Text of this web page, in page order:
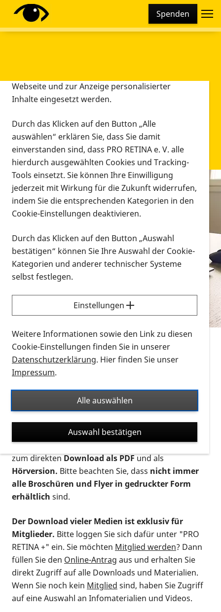
Spenden
Infomaterial
Infomaterial
Vorlesen
Alle Infomaterialien in verschiedenen
Formaten an einem Ort
Sie möchten wissen, wie Sie nach Infonmaterial
suchen und dieses bestellen bzw. herunterladen
können? Schauen Sie sich dieErklärvideos zum
Thema Infomaterial auf der PRO RETINA-Website
für blinde und sehbehinderte Menschen an.
Auf dieser Seite finden Sie sämtliches Infomaterial
Ort. Nutzen Sie den Formatfilter, um ausschließlich
nach Flyern und Broschüren, Audios oder Videos zu
suchen. Die meisten Flyer und Broschüren werden in
verschiedenen Formaten angeboten: zur
postalischen Bestellung als gedruckte Variante
zum direktenDownload als PDFund als
Hörversion. Bitte beachten Sie, dass nicht immer
alle Broschüren und Flyer in gedruckter Form
erhältlich sind.
Der Download vieler Medien ist exklusiv für
Mitglieder. Bitte loggen Sie sich dafür unter "PRO
RETINA +" ein. Sie möchten Mitglied werden? Dann
füllen Sie den Online-Antrag aus und erhalten Sie
direkt Zugriff auf alle Downloads und Materialien.
Wenn Sie noch kein Mitglied sind, haben Sie Zugriff
auf eine Auswahl an Infomaterialien und Videos.
Diese Webseite setzt verschiedene Cookies und
Tracking-Tools ein. Dies beinhaltet Cookies und
Webseite und zur Anzeige personalisierter
Inhalte eingesetzt werden.
Durch das Klicken auf den Button „Alle
auswählen“ erklären Sie, dass Sie damit
einverstanden sind, dass PRO RETINA e. V. alle
hierdurch ausgewählten Cookies und Tracking-
Tools einsetzt. Sie können Ihre Einwilligung
jederzeit mit Wirkung für die Zukunft widerrufen,
indem Sie die entsprechenden Kategorien in den
Cookie-Einstellungen deaktivieren.
Durch das Klicken auf den Button „Auswahl
bestätigen“ können Sie Ihre Auswahl der Cookie-
Kategorien und anderer technischer Systeme
selbst festlegen.
Einstellungen
Weitere Informationen sowie den Link zu diesen
Cookie-Einstellungen finden Sie in unserer
Datenschutzerklärung. Hier finden Sie unser
Impressum.
Alle auswählen
Auswahl bestätigen